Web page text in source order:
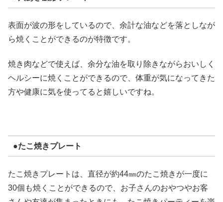
表面が波の形をしているので、余計な油などを落としなが
ら焼くことができるのが特徴です。
焼き肉などで使えば、余分な油を取り除きながらおいしく
ヘルシーに焼くことができるので、体重が気になってきた
方や健康に気を使ってると嬉しいですね。
●たこ焼きプレート
たこ焼きプレートは、直径が約44㎜のたこ焼きが一度に
30個も焼くことができるので、お子さんのおやつやお客